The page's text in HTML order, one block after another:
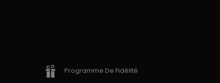
Programme De Fidélité